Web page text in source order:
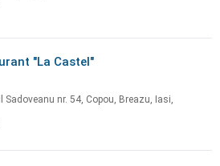
"La Castel"
Sadoveanu nr. 54, Copou, Breazu, Iasi,